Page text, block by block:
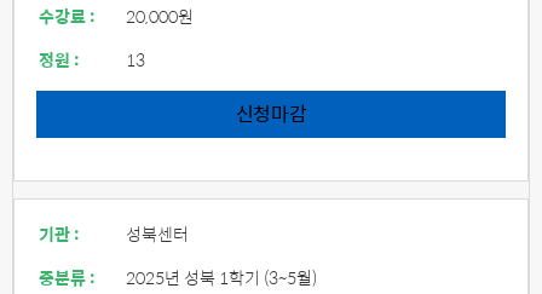
수강료 :
20,000원
정원 :
13
신청마감
기관 :
성북센터
중분류 :
2025년 성북 1학기 (3~5월)